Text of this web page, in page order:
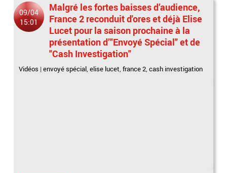
09/04
15:01
Malgré les fortes baisses d’audience,
France 2 reconduit d'ores et déjà Elise
Lucet pour la saison prochaine à la
présentation d’"Envoyé Spécial" et de
"Cash Investigation"
Vidéos |envoyé spécial,elise lucet,france 2,cash investigation